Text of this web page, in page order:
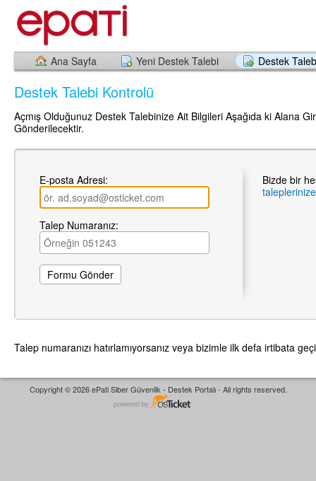
Ana Sayfa Yeni Destek Talebi Destek
Destek Talebi Kontrolü
Açmış Olduğunuz Destek Talebinize Ait Bilgileri Aşağıda ki Alana
Gönderilecektir.
E-posta Adresi:
Talep Numaranız:
Bizde bir
Talep numaranızı hatırlamıyorsanız veya bizimle ilk defa irtibata
Copyright © 2026 ePati Siber Güvenlik - Destek Portalı - All rights reserved.